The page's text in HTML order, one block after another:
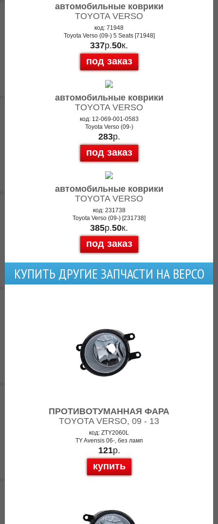
автомобильные коврики
TOYOTA VERSO
код: 71948
Toyota Verso (09-) 5 Seats [71948]
337р.50к.
под заказ
автомобильные коврики
TOYOTA VERSO
код: 12-069-001-0583
Toyota Verso (09-)
283р.
под заказ
автомобильные коврики
TOYOTA VERSO
код: 231738
Toyota Verso (09-) [231738]
385р.50к.
под заказ
КУПИТЬ ДРУГИЕ ЗАПЧАСТИ НА ВЕРСО
ПРОТИВОТУМАННАЯ ФАРА
TOYOTA VERSO, 09 - 13
код: ZTY2060L
TY Avensis 06-, без ламп
121р.
купить